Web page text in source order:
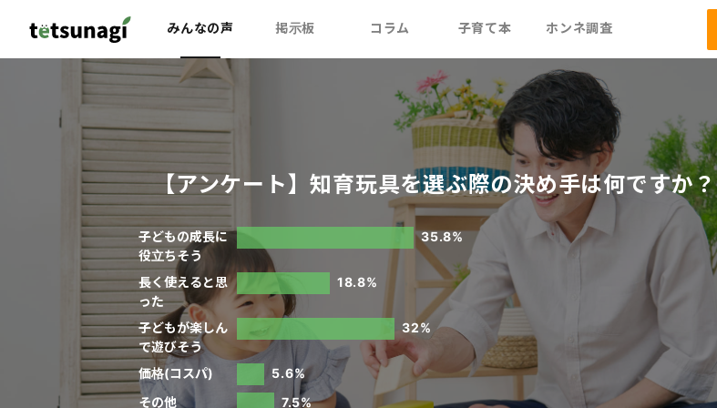
みんなの声 掲示板 コラム 子育て本 ホンネ調査
【アンケート】知育玩具を選ぶ際の決め手は何ですか？
子どもの成長に
役立ちそう
35.8%
長く使えると思
った
18.8%
子どもが楽しん
で遊びそう
32%
価格(コスパ)
5.6%
その他
7.5%